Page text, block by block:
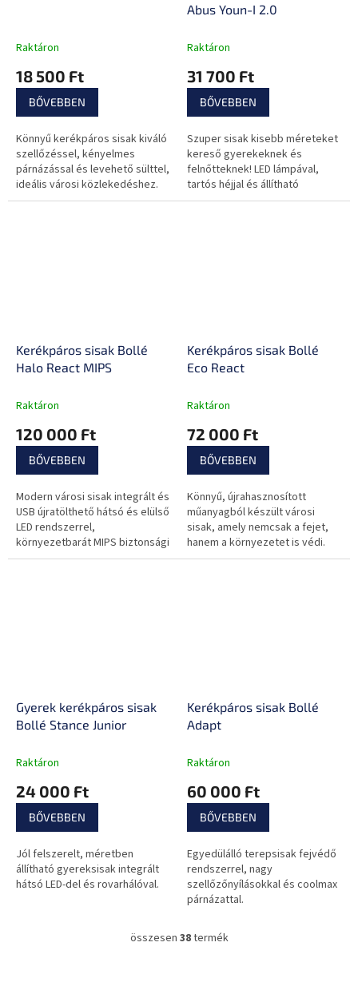
Raktáron
18 500 Ft
BŐVEBBEN
Könnyű kerékpáros sisak kiváló
szellőzéssel, kényelmes
párnázással és levehető sülttel,
ideális városi közlekedéshez.
Abus Youn-I 2.0
Raktáron
31 700 Ft
BŐVEBBEN
Szuper sisak kisebb méreteket
kereső gyerekeknek és
felnőtteknek! LED lámpával,
tartós héjjal és állítható
mérettel biztonságosan és
Kerékpáros sisak Bollé
Halo React MIPS
Raktáron
120 000 Ft
BŐVEBBEN
Modern városi sisak integrált és
USB újratölthető hátsó és elülső
LED rendszerrel,
környezetbarát MIPS biztonsági
rendszerrel.
Kerékpáros sisak Bollé
Eco React
Raktáron
72 000 Ft
BŐVEBBEN
Könnyű, újrahasznosított
műanyagból készült városi
sisak, amely nemcsak a fejet,
hanem a környezetet is védi.
Gyerek kerékpáros sisak
Bollé Stance Junior
Raktáron
24 000 Ft
BŐVEBBEN
Jól felszerelt, méretben
állítható gyereksisak integrált
hátsó LED-del és rovarhálóval.
Kerékpáros sisak Bollé
Adapt
Raktáron
60 000 Ft
BŐVEBBEN
Egyedülálló terepsisak fejvédő
rendszerrel, nagy
szellőzőnyílásokkal és coolmax
párnázattal.
L
összesen 38termék